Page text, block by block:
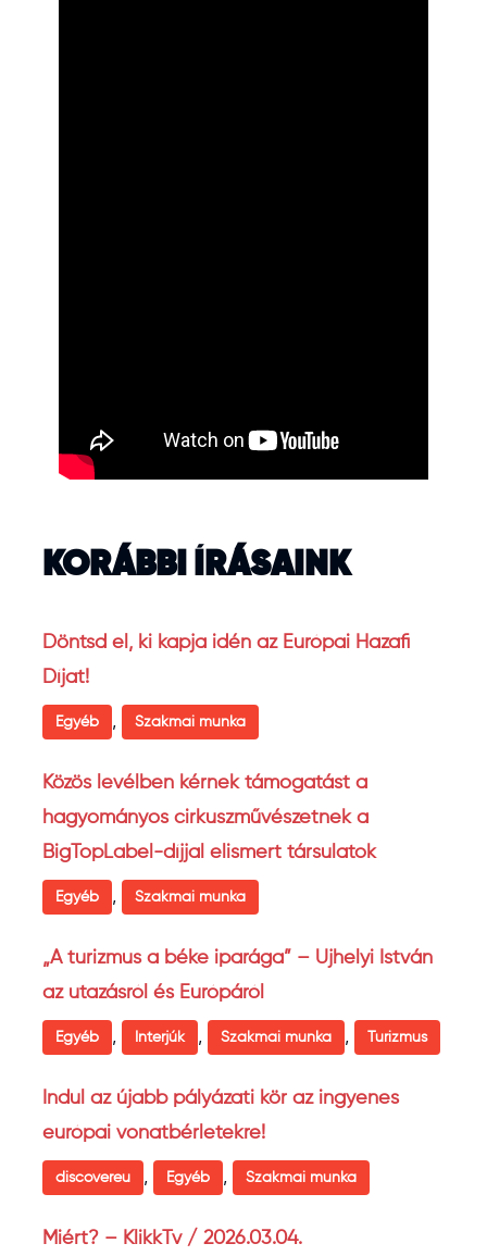
KORÁBBI ÍRÁSAINK
Döntsd el, ki kapja idén az Európai Hazafi
Díjat!
Egyéb , Szakmai munka
Közös levélben kérnek támogatást a
hagyományos cirkuszművészetnek a
BigTopLabel-díjjal elismert társulatok
Egyéb , Szakmai munka
„A turizmus a béke iparága” – Ujhelyi István
az utazásról és Európáról
Egyéb , Interjúk , Szakmai munka , Turizmus
Indul az újabb pályázati kör az ingyenes
európai vonatbérletekre!
discovereu , Egyéb , Szakmai munka
Miért? – KlikkTv / 2026.03.04.